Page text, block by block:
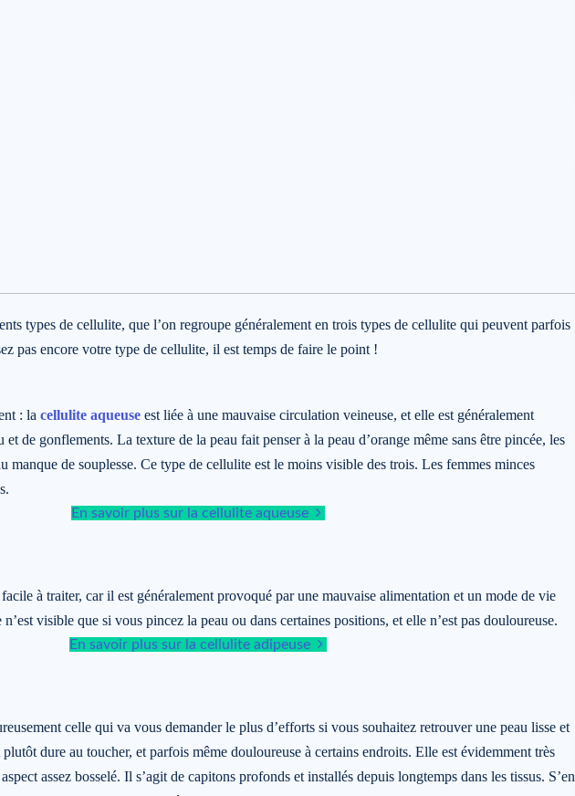
types de cellulite, que l’on regroupe généralement en trois types de cellulite qui peuvent parfois
pas encore votre type de cellulite, il est temps de faire le point !
: la cellulite aqueuse est liée à une mauvaise circulation veineuse, et elle est généralement
et de gonflements. La texture de la peau fait penser à la peau d’orange même sans être pincée, les
manque de souplesse. Ce type de cellulite est le moins visible des trois. Les femmes minces
En savoir plus sur la cellulite aqueuse
à traiter, car il est généralement provoqué par une mauvaise alimentation et un mode de vie
visible que si vous pincez la peau ou dans certaines positions, et elle n’est pas douloureuse.
En savoir plus sur la cellulite adipeuse
celle qui va vous demander le plus d’efforts si vous souhaitez retrouver une peau lisse et
dure au toucher, et parfois même douloureuse à certains endroits. Elle est évidemment très
assez bosselé. Il s’agit de capitons profonds et installés depuis longtemps dans les tissus. S’en